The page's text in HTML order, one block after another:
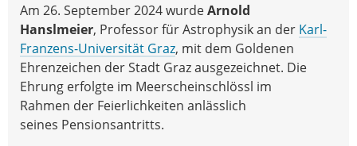
Am 26. September 2024 wurdeArnold
Hanslmeier, Professor für Astrophysik an der Karl-
Franzens-Universität Graz, mit dem Goldenen
Ehrenzeichen der Stadt Graz ausgezeichnet. Die
Ehrung erfolgte im Meerscheinschlössl im
Rahmen der Feierlichkeiten anlässlich
seines Pensionsantritts.